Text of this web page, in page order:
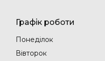
Графік роботи
Понеділок
Вівторок